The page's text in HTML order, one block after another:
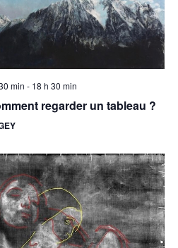
min - 18 h 30 min
regarder un tableau ?